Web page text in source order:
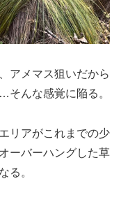
アメマス狙いだから
そんな感覚に陥る。
リアがこれまでの少
ーバーハングした草
る。